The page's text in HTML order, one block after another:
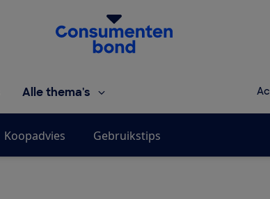
Homepage van de Consumentenbond
Alle thema's
Koopadvies Gebruikstips